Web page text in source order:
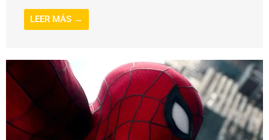
LEER MÁS →